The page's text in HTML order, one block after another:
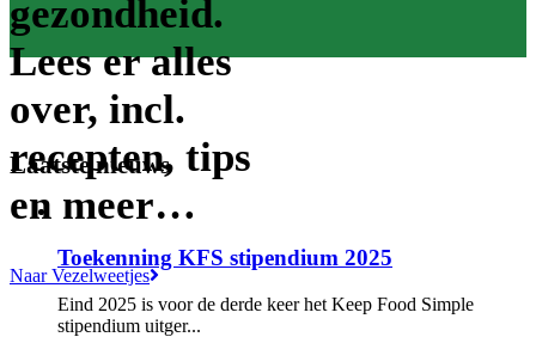
gezondheid.
Lees er alles
over, incl.
recepten, tips
en meer…
Naar Vezelweetjes
Laatste nieuws
Toekenning KFS stipendium 2025
Eind 2025 is voor de derde keer het Keep Food Simple
stipendium uitger...